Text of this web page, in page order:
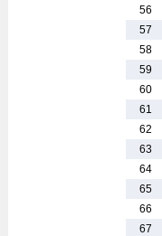
56
57
58
59
60
61
62
63
64
65
66
67